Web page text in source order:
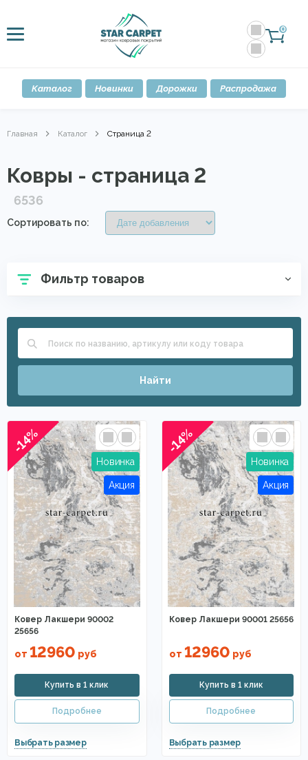
0
Каталог Новинки Дорожки Распродажа
Главная Каталог Страница 2
Ковры - страница 2
6536
Сортировать по:
Фильтр товаров
Найти
-14%
Ковер Лакшери 90002
25656
от 12960 руб
-14%
Ковер Лакшери 90001 25656
от 12960 руб